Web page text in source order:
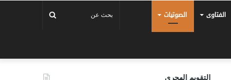
الفتاوى الصوتيات
التقويم الهجري